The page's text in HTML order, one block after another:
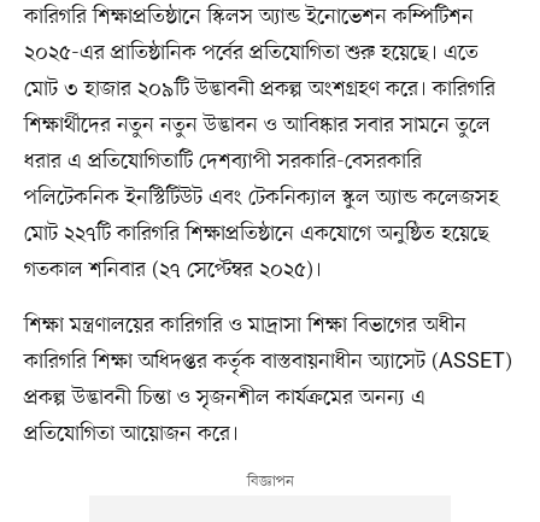
কারিগরি শিক্ষাপ্রতিষ্ঠানে স্কিলস অ্যান্ড ইনোভেশন কম্পিটিশন
২০২৫-এর প্রাতিষ্ঠানিক পর্বের প্রতিযোগিতা শুরু হয়েছে। এতে
মোট ৩ হাজার ২০৯টি উদ্ভাবনী প্রকল্প অংশগ্রহণ করে। কারিগরি
শিক্ষার্থীদের নতুন নতুন উদ্ভাবন ও আবিষ্কার সবার সামনে তুলে
ধরার এ প্রতিযোগিতাটি দেশব্যাপী সরকারি-বেসরকারি
পলিটেকনিক ইনস্টিটিউট এবং টেকনিক্যাল স্কুল অ্যান্ড কলেজসহ
মোট ২২৭টি কারিগরি শিক্ষাপ্রতিষ্ঠানে একযোগে অনুষ্ঠিত হয়েছে
গতকাল শনিবার (২৭ সেপ্টেম্বর ২০২৫)।
শিক্ষা মন্ত্রণালয়ের কারিগরি ও মাদ্রাসা শিক্ষা বিভাগের অধীন
কারিগরি শিক্ষা অধিদপ্তর কর্তৃক বাস্তবায়নাধীন অ্যাসেট (ASSET)
প্রকল্প উদ্ভাবনী চিন্তা ও সৃজনশীল কার্যক্রমের অনন্য এ
প্রতিযোগিতা আয়োজন করে।